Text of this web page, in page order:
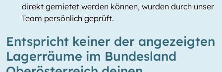
direkt gemietet werden können, wurden durch unser
Team persönlich geprüft.
Entspricht keiner der angezeigten
Lagerräume im Bundesland